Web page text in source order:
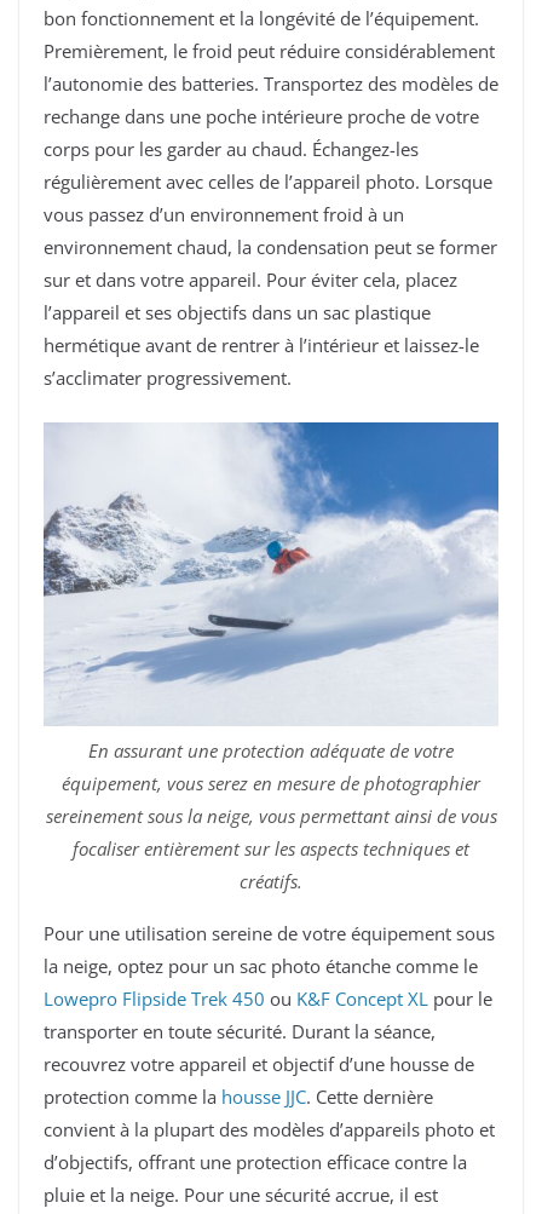
bon fonctionnement et la longévité de l’équipement.
Premièrement, le froid peut réduire considérablement
l’autonomie des batteries. Transportez des modèles de
rechange dans une poche intérieure proche de votre
corps pour les garder au chaud. Échangez-les
régulièrement avec celles de l’appareil photo. Lorsque
vous passez d’un environnement froid à un
environnement chaud, la condensation peut se former
sur et dans votre appareil. Pour éviter cela, placez
l’appareil et ses objectifs dans un sac plastique
hermétique avant de rentrer à l’intérieur et laissez-le
s’acclimater progressivement.
En assurant une protection adéquate de votre
équipement, vous serez en mesure de photographier
sereinement sous la neige, vous permettant ainsi de vous
focaliser entièrement sur les aspects techniques et
créatifs.
Pour une utilisation sereine de votre équipement sous
la neige, optez pour un sac photo étanche comme le
Lowepro Flipside Trek 450 ou K&F Concept XL pour le
transporter en toute sécurité. Durant la séance,
recouvrez votre appareil et objectif d’une housse de
protection comme la housse JJC. Cette dernière
convient à la plupart des modèles d’appareils photo et
d’objectifs, offrant une protection efficace contre la
pluie et la neige. Pour une sécurité accrue, il est